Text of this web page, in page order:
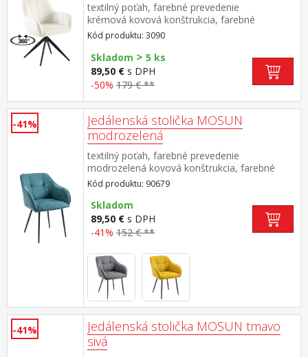
textilný poťah, farebné prevedenie
krémová kovová konštrukcia, farebné
prevedenie čierna otočná o 360 stupňov
Kód produktu: 3090
Skladom > 5 ks
89,50 € s DPH
-50% 179 € **
-41%
Jedálenská stolička MOSUN
modrozelená
textilný poťah, farebné prevedenie
modrozelená kovová konštrukcia, farebné
prevedenie čierna výška sedu 48
cm odporúčaná nosnosť do 120 kg
Kód produktu: 90679
Skladom
89,50 € s DPH
-41% 152 € **
-41%
Jedálenská stolička MOSUN tmavo
sivá